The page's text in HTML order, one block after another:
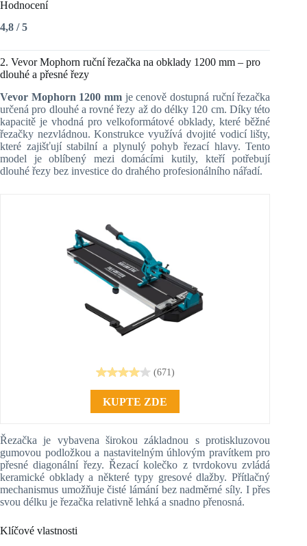
Hodnocení
4,8 / 5
2. Vevor Mophorn ruční řezačka na obklady 1200 mm – pro
dlouhé a přesné řezy
Vevor Mophorn 1200 mmje cenově dostupná ruční řezačka
určená pro dlouhé a rovné řezy až do délky 120 cm. Díky této
kapacitě je vhodná pro velkoformátové obklady, které běžné
řezačky nezvládnou. Konstrukce využívá dvojité vodicí lišty,
které zajišťují stabilní a plynulý pohyb řezací hlavy. Tento
model je oblíbený mezi domácími kutily, kteří potřebují
dlouhé řezy bez investice do drahého profesionálního nářadí.
(671)
KUPTE ZDE
Řezačka je vybavena širokou základnou s protiskluzovou
gumovou podložkou a nastavitelným úhlovým pravítkem pro
přesné diagonální řezy. Řezací kolečko z tvrdokovu zvládá
keramické obklady a některé typy gresové dlažby. Přítlačný
mechanismus umožňuje čisté lámání bez nadměrné síly. I přes
svou délku je řezačka relativně lehká a snadno přenosná.
Klíčové vlastnosti